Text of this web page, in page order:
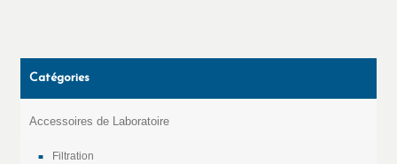
Catégories
Accessoires de Laboratoire
Filtration